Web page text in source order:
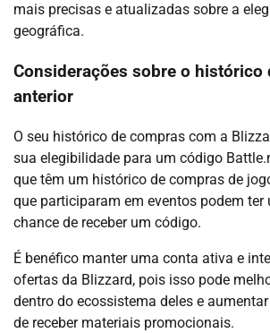
mais precisas e atualizadas sobre a
geográfica.
Considerações sobre o histórico
anterior
O seu histórico de compras com a
sua elegibilidade para um código
que têm um histórico de compras de
que participaram em eventos podem ter
chance de receber um código.
É benéfico manter uma conta ativa e
ofertas da Blizzard, pois isso pode
dentro do ecossistema deles e
de receber materiais promocionais.